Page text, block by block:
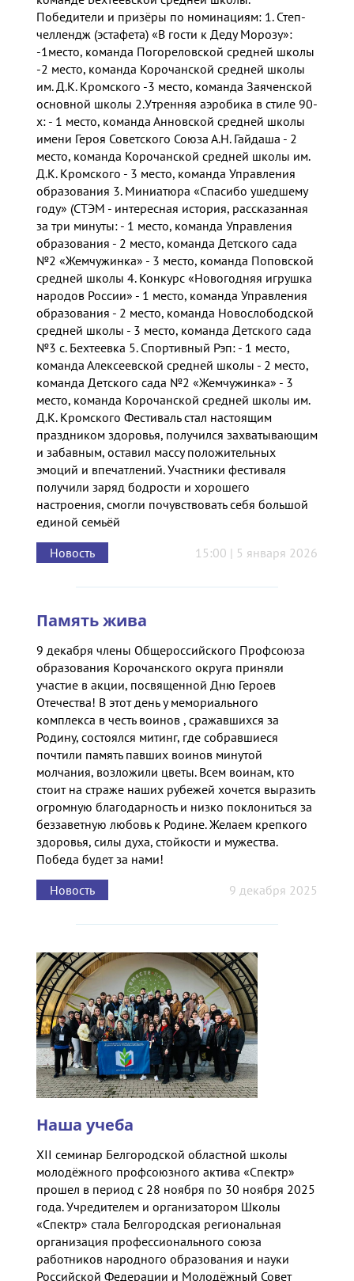
Победители и призёры по номинациям: 1. Степ-
челлендж (эстафета) «В гости к Деду Морозу»:
-1место, команда Погореловской средней школы
-2 место, команда Корочанской средней школы
им. Д.К. Кромского -3 место, команда Заяченской
основной школы 2.Утренняя аэробика в стиле 90-
х: - 1 место, команда Анновской средней школы
имени Героя Советского Союза А.Н. Гайдаша - 2
место, команда Корочанской средней школы им.
Д.К. Кромского - 3 место, команда Управления
образования 3. Миниатюра «Спасибо ушедшему
году» (СТЭМ - интересная история, рассказанная
за три минуты: - 1 место, команда Управления
образования - 2 место, команда Детского сада
№2 «Жемчужинка» - 3 место, команда Поповской
средней школы 4. Конкурс «Новогодняя игрушка
народов России» - 1 место, команда Управления
образования - 2 место, команда Новослободской
средней школы - 3 место, команда Детского сада
№3 с. Бехтеевка 5. Спортивный Рэп: - 1 место,
команда Алексеевской средней школы - 2 место,
команда Детского сада №2 «Жемчужинка» - 3
место, команда Корочанской средней школы им.
Д.К. Кромского Фестиваль стал настоящим
праздником здоровья, получился захватывающим
и забавным, оставил массу положительных
эмоций и впечатлений. Участники фестиваля
получили заряд бодрости и хорошего
настроения, смогли почувствовать себя большой
единой семьёй
Новость
15:00 | 5 января 2026
Память жива
9 декабря члены Общероссийского Профсоюза
образования Корочанского округа приняли
участие в акции, посвященной Дню Героев
Отечества! В этот день у мемориального
комплекса в честь воинов , сражавшихся за
Родину, состоялся митинг, где собравшиеся
почтили память павших воинов минутой
молчания, возложили цветы. Всем воинам, кто
стоит на страже наших рубежей хочется выразить
огромную благодарность и низко поклониться за
беззаветную любовь к Родине. Желаем крепкого
здоровья, силы духа, стойкости и мужества.
Победа будет за нами!
Новость
9 декабря 2025
Наша учеба
XII семинар Белгородской областной школы
молодёжного профсоюзного актива «Спектр»
прошел в период с 28 ноября по 30 ноября 2025
года. Учредителем и организатором Школы
«Спектр» стала Белгородская региональная
организация профессионального союза
работников народного образования и науки
Российской Федерации и Молодёжный Совет